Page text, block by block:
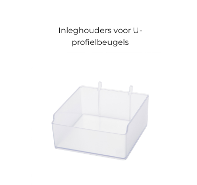
Inleghouders voor U-
profielbeugels